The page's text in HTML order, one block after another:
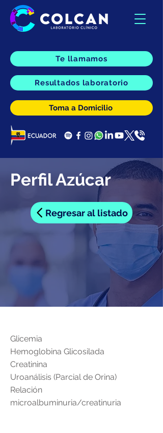
Te llamamos
Resultados laboratorio
Toma a Domicilio
Perfil Azúcar
Regresar al listado
Glicemia
Hemoglobina Glicosilada
Creatinina
Uroanálisis (Parcial de Orina)
Relación
microalbuminuria/creatinuria